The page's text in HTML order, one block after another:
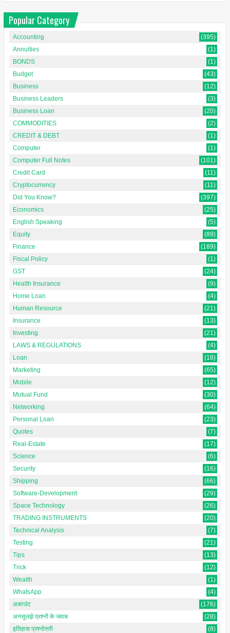
Popular Category
Accounting
(395)
Annuities
(1)
BONDS
(1)
Budget
(43)
Business
(12)
Business Leaders
(3)
Business Loan
(20)
COMMODITIES
(2)
CREDIT & DEBT
(1)
Computer
(1)
Computer Full Notes
(101)
Credit Card
(11)
Cryptocurrency
(11)
Did You Know?
(397)
Economics
(25)
English Speaking
(5)
Equity
(89)
Finance
(189)
Fiscal Policy
(1)
GST
(24)
Health Insurance
(9)
Home Loan
(4)
Human Resource
(21)
Insurance
(13)
Investing
(21)
LAWS & REGULATIONS
(4)
Loan
(18)
Marketing
(65)
Mobile
(12)
Mutual Fund
(30)
Networking
(64)
Personal Loan
(23)
Quotes
(7)
Real-Estate
(17)
Science
(6)
Security
(16)
Shipping
(66)
Software-Development
(29)
Space Technology
(26)
TRADING INSTRUMENTS
(20)
Technical Analysis
(7)
Testing
(21)
Tips
(13)
Trick
(12)
Wealth
(1)
WhatsApp
(4)
अकाउंट
(176)
अनसुलझे प्रश्नों के जवाब
(28)
इतिहास प्रश्नोत्तरी
(8)